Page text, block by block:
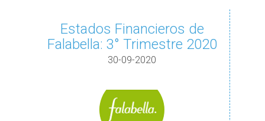
Estados Financieros de
Falabella: 3° Trimestre 2020
30-09-2020